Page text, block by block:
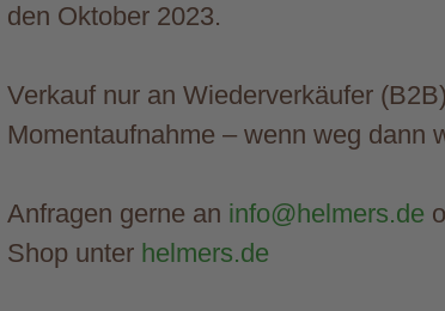
den Oktober 2023.
Verkauf nur an Wiederverkäufer
Momentaufnahme – wenn weg dann
Anfragen gerne an info@helmers.de
Shop unter helmers.de